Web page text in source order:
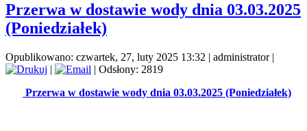
Przerwa w dostawie wody dnia 03.03.2025
(Poniedziałek)
Opublikowano: czwartek, 27, luty 2025 13:32 | administrator|
|
| Odsłony: 2819
Przerwa w dostawie wody dnia 03.03.2025 (Poniedziałek)